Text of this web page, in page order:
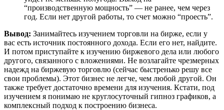
“производственную мощность” — не ранее, чем через
год. Если нет другой работы, то счет можно “проесть”.
Вывод: Занимайтесь изучением торговли на бирже, если у
вас есть источник постоянного дохода. Если его нет, найдите.
И потом приступайте к изучению биржевого дела или любого
другого, связанного с вложениями. Не возлагайте чрезмерных
надежд на биржевую торговлю (сейчас быстренько решу все
свои проблемы). Этот бизнес не легче, чем любой другой. Он
также требует достаточно времени для изучения. Кстати, под
изучением я понимаю не круглосуточный гипноз графиков, а
комплексный подход к построению бизнеса.